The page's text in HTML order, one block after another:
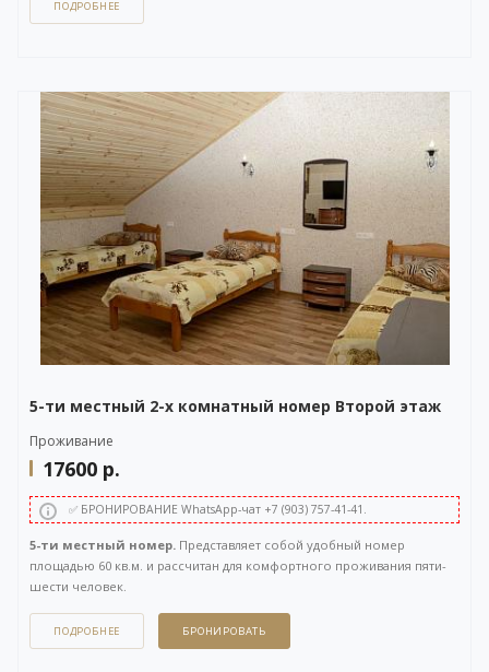
ПОДРОБНЕЕ
5-ти местный 2-х комнатный номер Второй этаж
Проживание
17600 р.
✅ БРОНИРОВАНИЕ WhatsApp-чат +7 (903) 757-41-41.
5-ти местный номер. Представляет собой удобный номер
площадью 60 кв.м. и рассчитан для комфортного проживания пяти-
шести человек.
В первой комнате две кровати (90см), во второй три кровати (90см) +
диван-кровать. Боковой вид на Волгу. Без балкона.
ПОДРОБНЕЕ БРОНИРОВАТЬ